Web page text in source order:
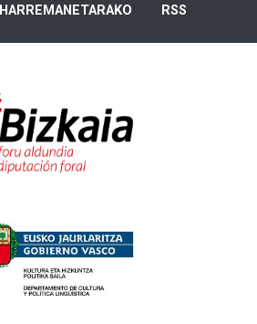
HARREMANETARAKO RSS